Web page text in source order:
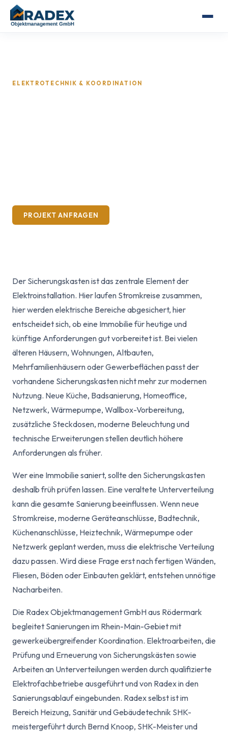
ELEKTROTECHNIK & KOORDINATION
PROJEKT ANFRAGEN
Der Sicherungskasten ist das zentrale Element der
Elektroinstallation. Hier laufen Stromkreise zusammen,
hier werden elektrische Bereiche abgesichert, hier
entscheidet sich, ob eine Immobilie für heutige und
künftige Anforderungen gut vorbereitet ist. Bei vielen
älteren Häusern, Wohnungen, Altbauten,
Mehrfamilienhäusern oder Gewerbeflächen passt der
vorhandene Sicherungskasten nicht mehr zur modernen
Nutzung. Neue Küche, Badsanierung, Homeoffice,
Netzwerk, Wärmepumpe, Wallbox-Vorbereitung,
zusätzliche Steckdosen, moderne Beleuchtung und
technische Erweiterungen stellen deutlich höhere
Anforderungen als früher.
Wer eine Immobilie saniert, sollte den Sicherungskasten
deshalb früh prüfen lassen. Eine veraltete Unterverteilung
kann die gesamte Sanierung beeinflussen. Wenn neue
Stromkreise, moderne Geräteanschlüsse, Badtechnik,
Küchenanschlüsse, Heiztechnik, Wärmepumpe oder
Netzwerk geplant werden, muss die elektrische Verteilung
dazu passen. Wird diese Frage erst nach fertigen Wänden,
Fliesen, Böden oder Einbauten geklärt, entstehen unnötige
Nacharbeiten.
Die Radex Objektmanagement GmbH aus Rödermark
begleitet Sanierungen im Rhein-Main-Gebiet mit
gewerkeübergreifender Koordination. Elektroarbeiten, die
Prüfung und Erneuerung von Sicherungskästen sowie
Arbeiten an Unterverteilungen werden durch qualifizierte
Elektrofachbetriebe ausgeführt und von Radex in den
Sanierungsablauf eingebunden. Radex selbst ist im
Bereich Heizung, Sanitär und Gebäudetechnik SHK-
meistergeführt durch Bernd Knoop, SHK-Meister und